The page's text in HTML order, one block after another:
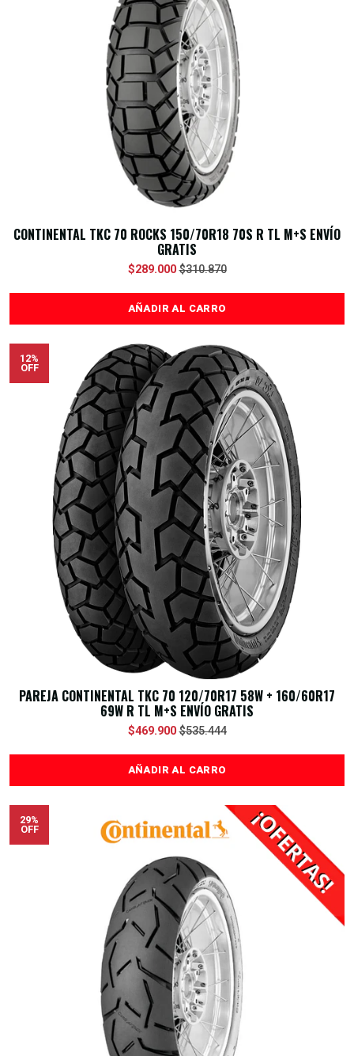
CONTINENTAL TKC 70 ROCKS 150/70R18 70S R TL M+S ENVÍO
GRATIS
$289.000 $310.870
AÑADIR AL CARRO
12%
OFF
PAREJA CONTINENTAL TKC 70 120/70R17 58W + 160/60R17
69W R TL M+S ENVÍO GRATIS
$469.900 $535.444
AÑADIR AL CARRO
29%
OFF